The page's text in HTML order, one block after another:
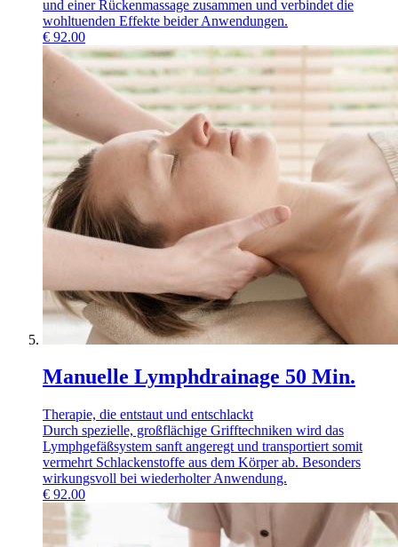
und einer Rückenmassage zusammen und verbindet die
wohltuenden Effekte beider Anwendungen.
€ 92.00
Manuelle Lymphdrainage 50 Min.
Therapie, die entstaut und entschlackt
Durch spezielle, großflächige Grifftechniken wird das
Lymphgefäßsystem sanft angeregt und transportiert somit
vermehrt Schlackenstoffe aus dem Körper ab. Besonders
wirkungsvoll bei wiederholter Anwendung.
€ 92.00